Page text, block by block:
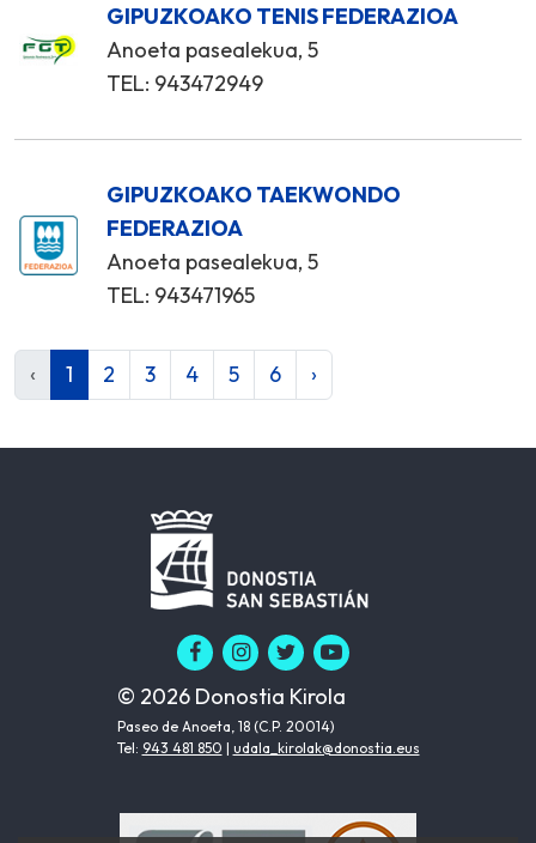
GIPUZKOAKO TENIS FEDERAZIOA
Anoeta pasealekua, 5
TEL: 943472949
GIPUZKOAKO TAEKWONDO
FEDERAZIOA
Anoeta pasealekua, 5
TEL: 943471965
‹ 1 2 3 4 5 6 ›
© 2026 Donostia Kirola
Paseo de Anoeta, 18 (C.P. 20014)
Tel: 943 481 850 | udala_kirolak@donostia.eus